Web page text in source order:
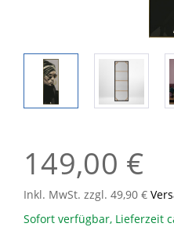
149,00 €
Inkl. MwSt. zzgl. 49,90 €
Sofort verfügbar, Lieferzeit